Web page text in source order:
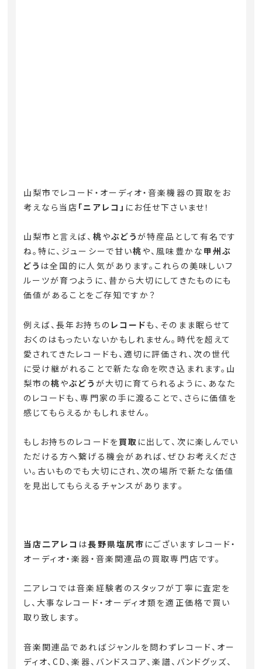
山梨市でレコード・オーディオ・音楽機器の買取をお
考えなら当店 「ニアレコ」 にお任せ下さいませ！
山梨市と言えば、 桃やぶどうが特産品として有名です
ね。特に、ジューシーで甘い桃や、風味豊かな 甲州ぶ
どう は全国的に人気があります。これらの美味しいフ
ルーツが育つように、昔から大切にしてきたものにも
価値があることをご存知ですか？
例えば、長年お持ちの レコードも、そのまま眠らせて
おくのはもったいないかもしれません。時代を超えて
愛されてきたレコードも、適切に評価され、次の世代
に受け継がれることで新たな命を吹き込まれます。山
梨市の桃やぶどう が大切に育てられるように、あなた
のレコードも、専門家の手に渡ることで、さらに価値を
感じてもらえるかもしれません。
もしお持ちのレコードを買取 に出して、次に楽しんでい
ただける方へ繋げる機会があれば、ぜひお考えくださ
い。古いものでも大切にされ、次の場所で新たな価値
を見出してもらえるチャンスがあります。
当店二アレコ は長野県塩尻市 にございますレコード・
オーディオ・楽器・音楽関連品の買取専門店です。
二アレコでは音楽経験者のスタッフが丁寧に査定を
し、大事なレコード・オーディオ類を適正価格で買い
取り致します。
音楽関連品であればジャンルを問わずレコード、オー
ディオ、CD、楽器、バンドスコア、楽譜、バンドグッズ、